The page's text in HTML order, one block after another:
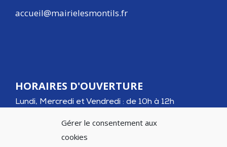
Gérer le consentement aux
cookies
accueil@mairielesmontils.fr
HORAIRES D'OUVERTURE
Lundi, Mercredi et Vendredi : de 10h à 12h